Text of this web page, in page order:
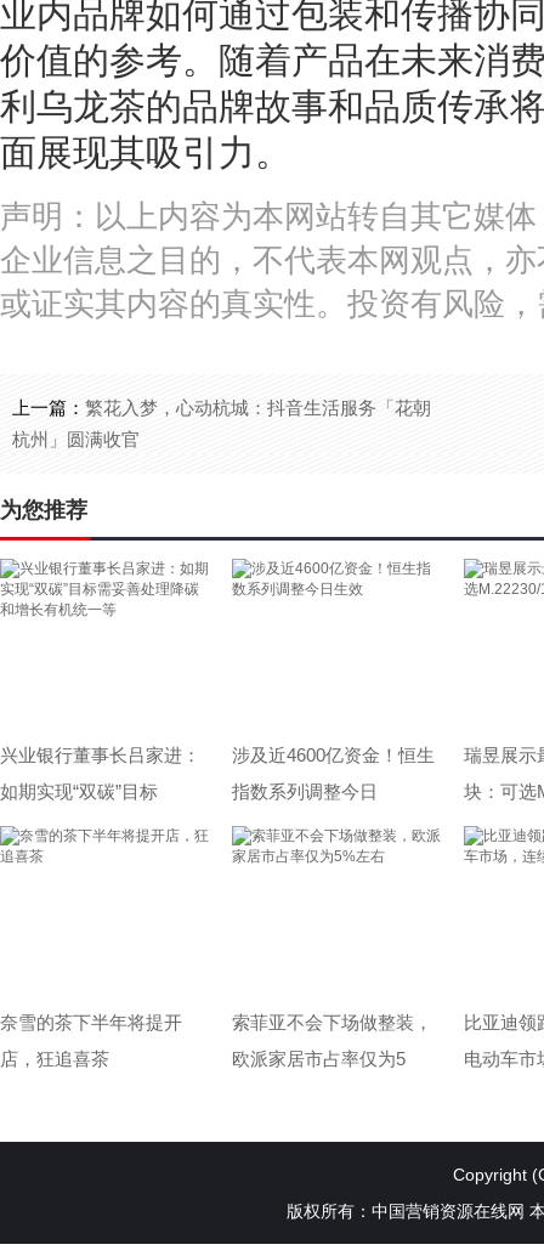
业内品牌如何通过包装和传播协
价值的参考。随着产品在未来消
利乌龙茶的品牌故事和品质传承
面展现其吸引力。
声明：以上内容为本网站转自其它媒
企业信息之目的，不代表本网观点，
或证实其内容的真实性。投资有风险
上一篇： 繁花入梦，心动杭城：抖音生活服务「花朝
杭州」圆满收官
为您推荐
兴业银行董事长吕家进：
如期实现“双碳”目标
涉及近4600亿资金！恒生
指数系列调整今日
瑞昱展示
块：可选
奈雪的茶下半年将提开
店，狂追喜茶
索菲亚不会下场做整装，
欧派家居市占率仅为5
比亚迪领
电动车市
Copyright
版权所有：中国营销资源在线网